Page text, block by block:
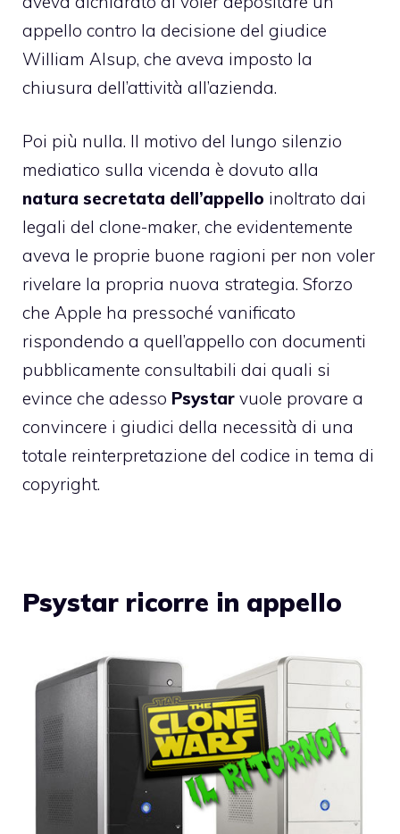
appello contro la decisione del giudice
William Alsup, che aveva imposto la
chiusura dell’attività all’azienda.
Poi più nulla. Il motivo del lungo silenzio
mediatico sulla vicenda è dovuto alla
natura secretata dell’appello inoltrato dai
legali del clone-maker, che evidentemente
aveva le proprie buone ragioni per non voler
rivelare la propria nuova strategia. Sforzo
che Apple ha pressoché vanificato
rispondendo a quell’appello con documenti
pubblicamente consultabili dai quali si
evince che adesso Psystar vuole provare a
convincere i giudici della necessità di una
totale reinterpretazione del codice in tema di
copyright.
Psystar ricorre in appello